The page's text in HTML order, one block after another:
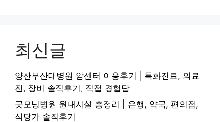
최신글
양산부산대병원 암센터 이용후기 | 특화진료, 의료
진, 장비 솔직후기, 직접 경험담
굿모닝병원 원내시설 총정리 | 은행, 약국, 편의점,
식당가 솔직후기